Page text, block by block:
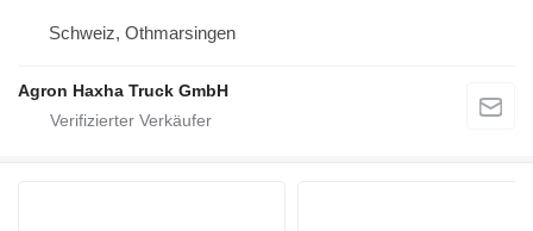
Schweiz, Othmarsingen
Agron Haxha Truck GmbH